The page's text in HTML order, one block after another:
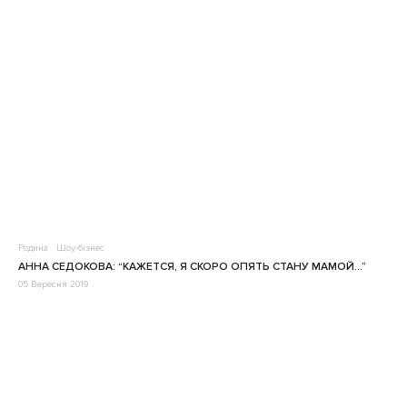
Родина Шоу-бізнес
АННА СЕДОКОВА: “КАЖЕТСЯ, Я СКОРО ОПЯТЬ СТАНУ МАМОЙ…”
05 Вересня 2019